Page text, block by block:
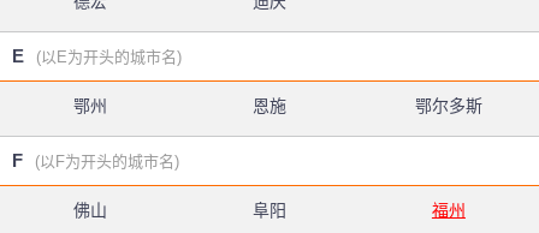
E (以E为开头的城市名)
鄂州 恩施 鄂尔多斯
F (以F为开头的城市名)
佛山 阜阳 福州